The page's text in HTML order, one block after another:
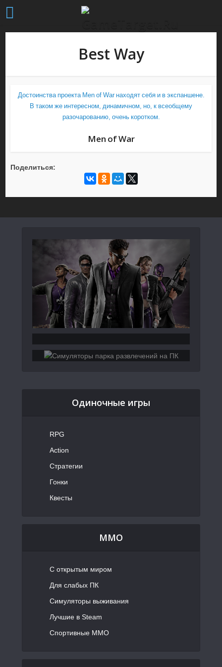
Best Way
Достоинства проекта Men of War находят себя и в экспаншене.
В таком же интересном, динамичном, но, к всеобщему
разочарованию, очень коротком.
Men of War
Поделиться:
Одиночные игры
RPG
Action
Стратегии
Гонки
Квесты
MMO
С открытым миром
Для слабых ПК
Симуляторы выживания
Лучшие в Steam
Спортивные MMO